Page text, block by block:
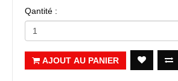
Qantité :
AJOUT AU PANIER